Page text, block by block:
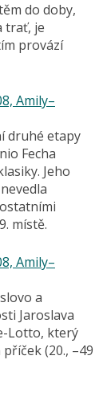
do doby,
trať, je
provází
druhé etapy
Fecha
Jeho
místě.
a
Jaroslava
Lotto, který
(20., –49